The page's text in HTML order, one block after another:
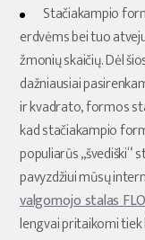
Stačiakampio
erdvėms bei tuo
žmonių skaičių. Dėl
dažniausiai
ir kvadrato, formos
kad stačiakampio
populiarūs ,,švediški“
pavyzdžiui mūsų
valgomojo stalas
lengvai pritaikomi